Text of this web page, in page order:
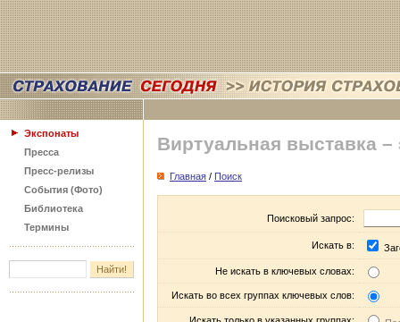
Экспонаты
Пресса
Пресс-релизы
События (Фото)
Библиотека
Термины
Виртуальная выставка –
Главная / Поиск
Поисковый запрос:
Искать в:
Не искать в ключевых словах:
Искать во всех группах ключевых слов: